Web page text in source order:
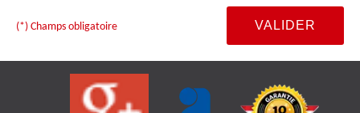
(*) Champs obligatoire